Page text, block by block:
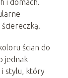
i domach.
ścian do
jednak
stylu, który